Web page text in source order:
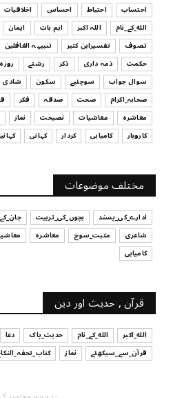
July 29, 2026
UNCATEGORIZED
اس وقت آپ کا موڈ کیسا ہے؟
July 29, 2026
UNCATEGORIZED
قرض لینے اور دینے میں ہوشیاری
July 29, 2026
آپ کا فیصلہ کرنے کا انداز
July 29, 2026
احتساب احتیاط احساس اخلاقیات
الله_کے_نام
اللہ اکبر اہم بات ایمان
تصوف
تفسیرابن کثیر تنبیہہ الغافلین
حکمت
ذمہ داری ذکر رشتے روزہ
سوال جواب
سوچئیے سکون شادی
صحابہ_اکرام
صحت صدقہ فکر
معاشرہ
معاشیات نصیحت نماز
کاروبار
کامیابی کردار کہانی
مختلف موضوعات
ادارے_کی_پسند بچوں_کی_تربیت
شاعری
مثبت_سوچ معاشرہ
کامیابی
قرآن , حدیث اور دین
الله_اکبر الله_کے_نام حدیث_پاک دعا
قرآن_سے_سیکھئے
نماز